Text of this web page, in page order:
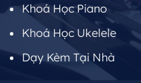
Khoá Học Piano
Khoá Học Ukelele
Dạy Kèm Tại Nhà